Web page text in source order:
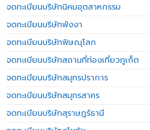
จดทะเบียนบริษัทนิคมอุตสาหกรรม
จดทะเบียนบริษัทพังงา
จดทะเบียนบริษัทพิษณุโลก
จดทะเบียนบริษัทสถานที่ท่องเที่ยวภูเก็ต
จดทะเบียนบริษัทสมุทรปราการ
จดทะเบียนบริษัทสมุทรสาคร
จดทะเบียนบริษัทสุราษฎร์ธานี